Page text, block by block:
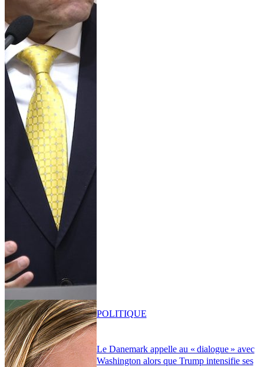
Le Danemark appelle au « dialogue » avec
Washington alors que Trump intensifie ses
POLITIQUE